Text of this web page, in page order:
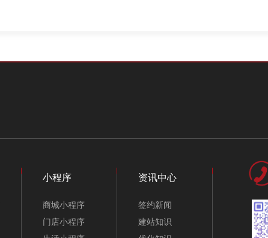
小程序
商城小程序
门店小程序
资讯中心
签约新闻
建站知识